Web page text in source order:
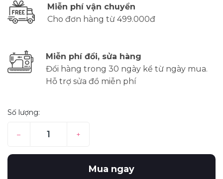
Miễn phí vận chuyển
Cho đơn hàng từ 499.000đ
Miễn phí đổi, sửa hàng
Đổi hàng trong 30 ngày kể từ ngày mua.
Hỗ trợ sửa đồ miễn phí
Số lượng:
– +
Mua ngay